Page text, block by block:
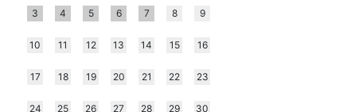
3 4 5 6 7 8 9
10 11 12 13 14 15 16
17 18 19 20 21 22 23
24 25 26 27 28 29 30